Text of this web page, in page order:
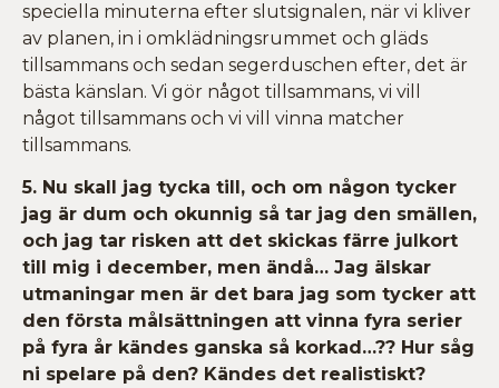
speciella minuterna efter slutsignalen, när vi kliver
av planen, in i omklädningsrummet och gläds
tillsammans och sedan segerduschen efter, det är
bästa känslan. Vi gör något tillsammans, vi vill
något tillsammans och vi vill vinna matcher
tillsammans.
5. Nu skall jag tycka till, och om någon tycker
jag är dum och okunnig så tar jag den smällen,
och jag tar risken att det skickas färre julkort
till mig i december, men ändå… Jag älskar
utmaningar men är det bara jag som tycker att
den första målsättningen att vinna fyra serier
på fyra år kändes ganska så korkad…?? Hur såg
ni spelare på den? Kändes det realistiskt?